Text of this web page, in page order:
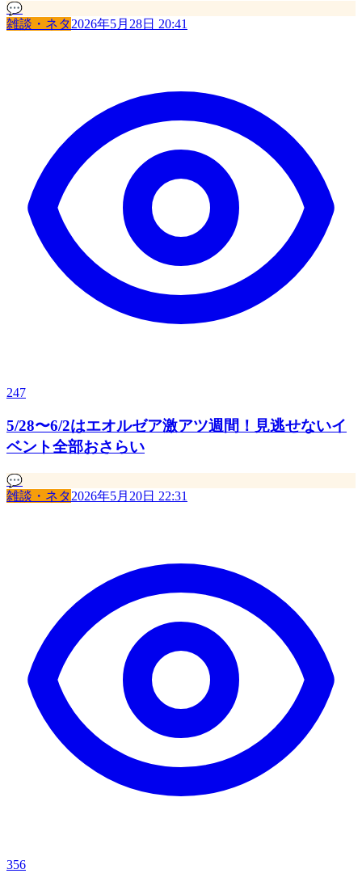
💬
雑談・ネタ2026年5月28日 20:41
247
5/28〜6/2はエオルゼア激アツ週間！見逃せないイ
ベント全部おさらい
💬
雑談・ネタ2026年5月20日 22:31
356